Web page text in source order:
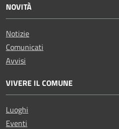
NOVITÀ
Notizie
Comunicati
Avvisi
VIVERE IL COMUNE
Luoghi
Eventi